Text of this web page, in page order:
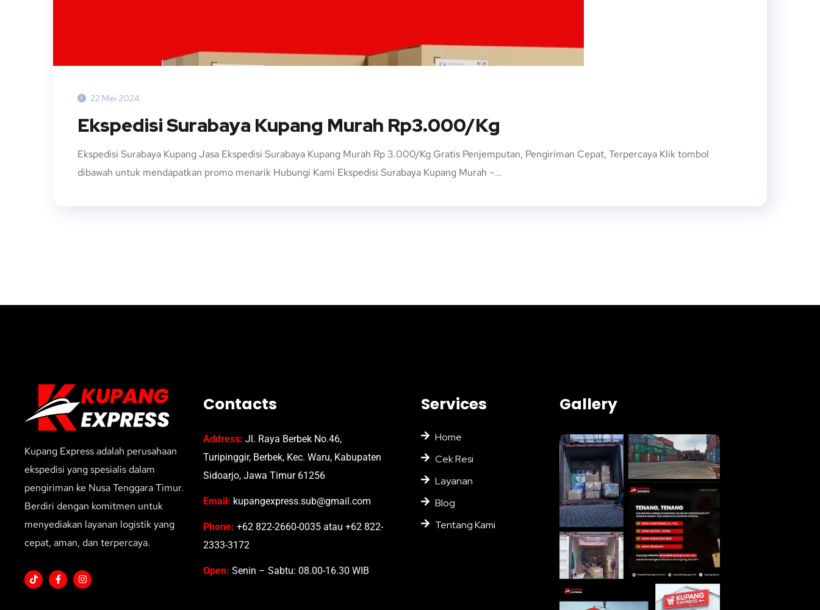
22 Mei 2024
Ekspedisi Surabaya Kupang Murah Rp3.000/Kg
Ekspedisi Surabaya Kupang Jasa Ekspedisi Surabaya Kupang Murah Rp 3.000/Kg Gratis Penjemputan, Pengiriman Cepat, Terpercaya Klik tombol
dibawah untuk mendapatkan promo menarik Hubungi Kami Ekspedisi Surabaya Kupang Murah –...
Kupang Express adalah perusahaan
ekspedisi yang spesialis dalam
pengiriman ke Nusa Tenggara Timur.
Berdiri dengan komitmen untuk
menyediakan layanan logistik yang
cepat, aman, dan terpercaya.
Contacts
Address: Jl. Raya Berbek No.46,
Turipinggir, Berbek, Kec. Waru, Kabupaten
Sidoarjo, Jawa Timur 61256
Email: kupangexpress.sub@gmail.com
Phone: +62 822-2660-0035 atau +62 822-
2333-3172
Open: Senin – Sabtu: 08.00-16.30 WIB
Services
Home
Cek Resi
Layanan
Blog
Tentang Kami
Gallery